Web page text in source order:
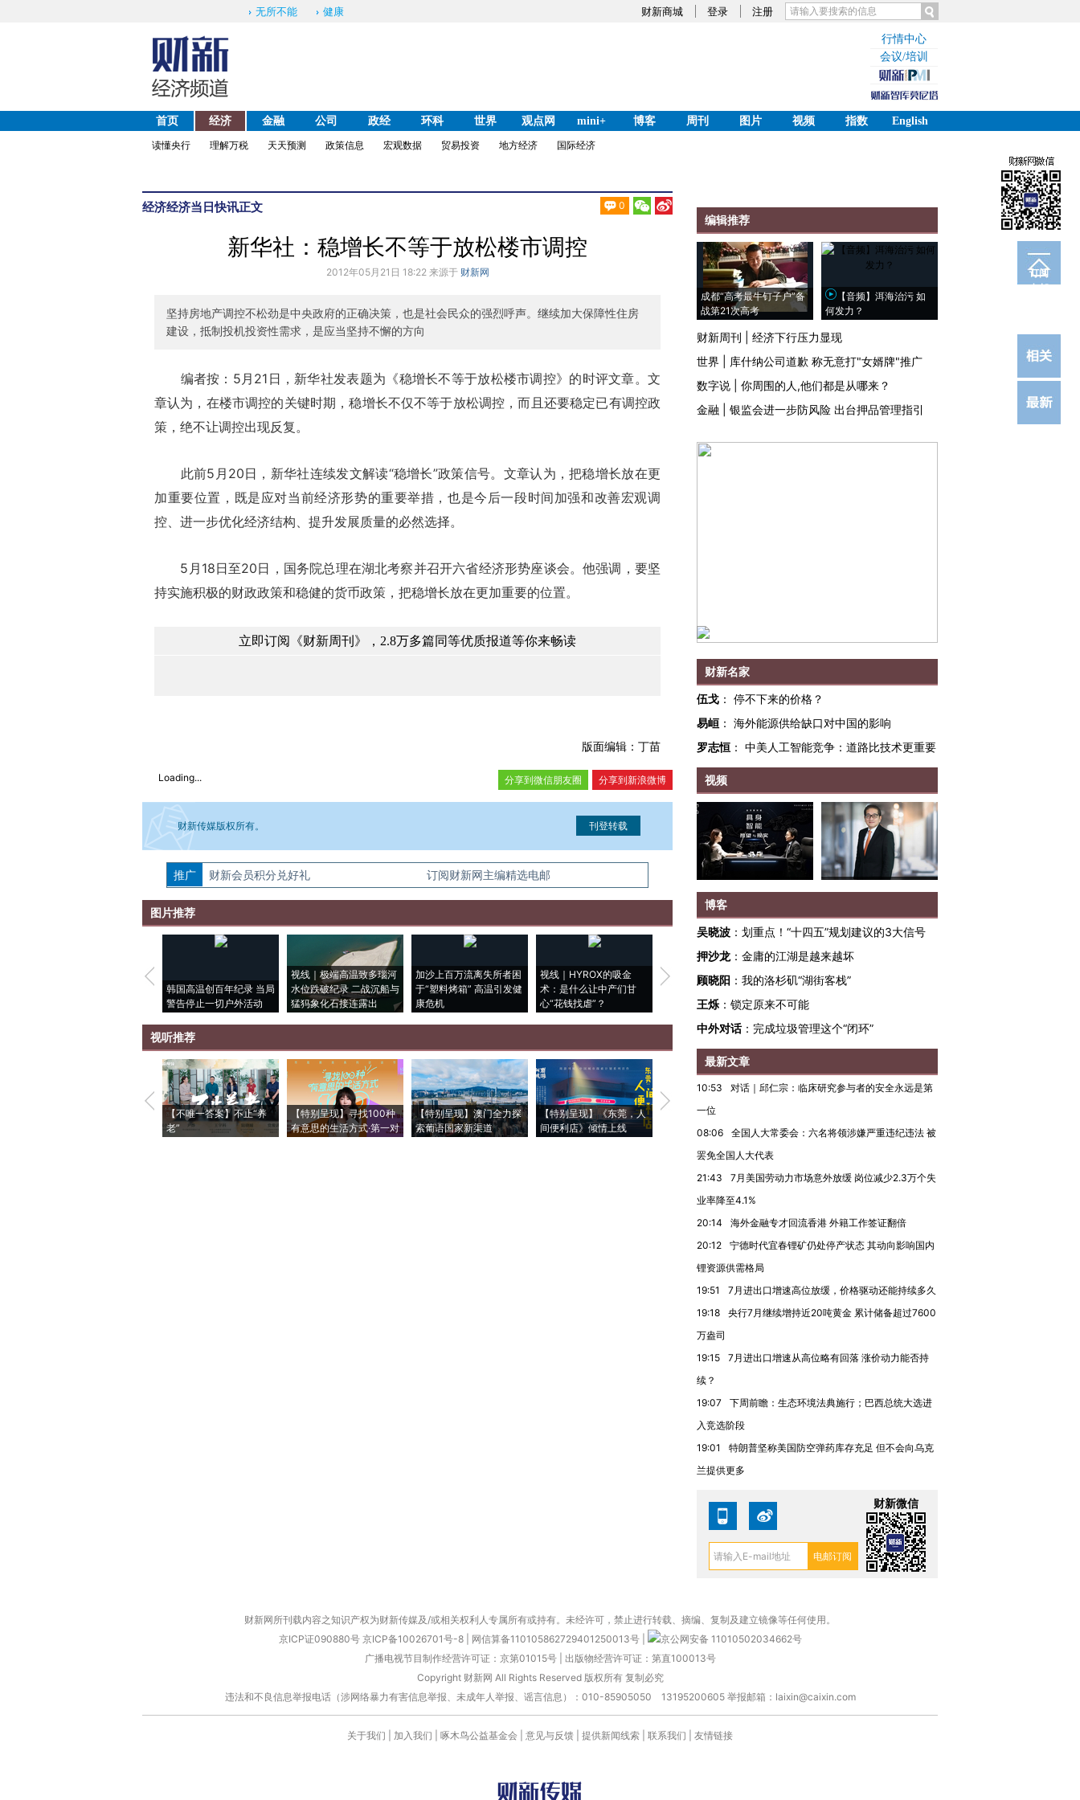
财新商城 登录 注册
无所不能 健康
行情中心
会议/培训
首页 经济 金融 公司 政经 环科 世界 观点网 mini+ 博客 周刊 图片 视频 指数
English
读懂央行
理解万税 天天预测 政策信息 宏观数据 贸易投资 地方经济 国际经济
经济经济当日快讯正文 0
订阅
电邮
新华社：稳增长不等于放松楼市调控
2012年05月21日 18:22 来源于 财新网
坚持房地产调控不松劲是中央政府的正确决策，也是社会民众的强烈呼声。继续加大保障性住房
建设，抵制投机投资性需求，是应当坚持不懈的方向
编者按：5月21日，新华社发表题为《稳增长不等于放松楼市调控》的时评文章。文
章认为，在楼市调控的关键时期，稳增长不仅不等于放松调控，而且还要稳定已有调控政
策，绝不让调控出现反复。
此前5月20日，新华社连续发文解读“稳增长”政策信号。文章认为，把稳增长放在更
加重要位置，既是应对当前经济形势的重要举措，也是今后一段时间加强和改善宏观调
控、进一步优化经济结构、提升发展质量的必然选择。
5月18日至20日，国务院总理在湖北考察并召开六省经济形势座谈会。他强调，要坚
持实施积极的财政政策和稳健的货币政策，把稳增长放在更加重要的位置。
立即订阅《财新周刊》，2.8万多篇同等优质报道等你来畅读
版面编辑：丁苗
Loading... 分享到新浪微博
分享到微信朋友圈
财新传媒版权所有。
如需刊登转载请点击右侧按钮，提交相关信息。经确认即可刊登转载。
推广 财新会员积分兑好礼 订阅财新网主编精选电邮
图片推荐
韩国高温创百年纪录 当局
警告停止一切户外活动
视线｜极端高温致多瑙河
水位跌破纪录 二战沉船与
猛犸象化石接连露出
加沙上百万流离失所者困
于“塑料烤箱” 高温引发健
康危机
视线｜HYROX的吸金
术：是什么让中产们甘
心“花钱找虐”？
马航飞行员跨国走私7万
粒摇头丸 尿检体内含3种
视线｜被称为“蟑螂”的印
度Z世代 用街头抗争将教
育部长拱下台
视听推荐
【不唯一答案】不止“养
老”
【特别呈现】寻找100种
有意思的生活方式·第一对
【特别呈现】澳门全力探
索葡语国家新渠道
【特别呈现】《东莞，人
间便利店》倾情上线
【推广】走进第四届链博
会，让数智科技“链”接产
有意思的生活方式·第三对
住三大增长引擎是什么？
编辑推荐
成都“高考最牛钉子户”备
战第21次高考
【音频】洱海治污 如
何发力？
财新周刊
经济下行压力显现
世界
库什纳公司道歉 称无意打"女婿牌"推广
数字说
你周围的人,他们都是从哪来？
金融
银监会进一步防风险 出台押品管理指引
财新名家
伍戈 ： 停不下来的价格？
易峘 ： 海外能源供给缺口对中国的影响
罗志恒 ： 中美人工智能竞争：道路比技术更重要
视频
博客
吴晓波 ： 划重点！“十四五”规划建议的3大信号
押沙龙 ： 金庸的江湖是越来越坏
顾晓阳 ： 我的洛杉矶“湖街客栈”
王烁 ： 锁定原来不可能
中外对话： 完成垃圾管理这个“闭环”
最新文章
10:53
对话｜邱仁宗：临床研究参与者的安全永远是第
一位
08:06
全国人大常委会：六名将领涉嫌严重违纪违法 被
罢免全国人大代表
21:43
7月美国劳动力市场意外放缓 岗位减少2.3万个失
业率降至4.1%
20:14
海外金融专才回流香港 外籍工作签证翻倍
20:12
宁德时代宜春锂矿仍处停产状态 其动向影响国内
锂资源供需格局
19:51
7月进出口增速高位放缓，价格驱动还能持续多久
19:18
央行7月继续增持近20吨黄金 累计储备超过7600
万盎司
19:15
7月进出口增速从高位略有回落 涨价动力能否持
续？
19:07
下周前瞻：生态环境法典施行；巴西总统大选进
入竞选阶段
19:01
特朗普坚称美国防空弹药库存充足 但不会向乌克
兰提供更多
财新微信
财新网所刊载内容之知识产权为财新传媒及/或相关权利人专属所有或持有。未经许可，禁止进行转载、摘编、复制及建立镜像等任何使用。
京ICP证090880号 京ICP备10026701号-8 网信算备110105862729401250013号
京公网安备 11010502034662号
广播电视节目制作经营许可证：京第01015号| 出版物经营许可证：第直100013号
Copyright 财新网 All Rights Reserved 版权所有 复制必究
违法和不良信息举报电话（涉网络暴力有害信息举报、未成年人举报、谣言信息）：010-85905050 13195200605 举报邮箱：laixin@caixin.com
关于我们 加入我们 啄木鸟公益基金会 意见与反馈 提供新闻线索 联系我们 友情链接